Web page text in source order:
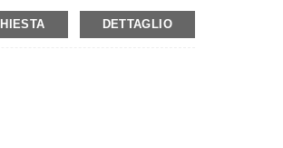
DETTAGLIO